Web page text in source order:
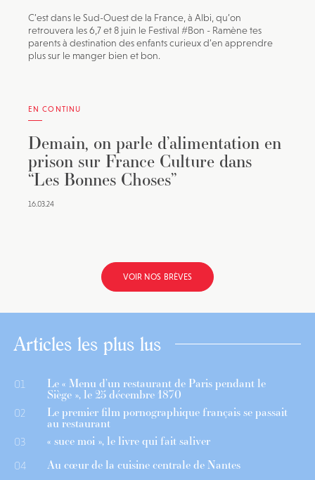
C’est dans le Sud-Ouest de la France, à Albi, qu’on
retrouvera les 6,7 et 8 juin le Festival #Bon - Ramène tes
parents à destination des enfants curieux d’en apprendre
plus sur le manger bien et bon.
EN CONTINU
Demain, on parle d’alimentation en
prison sur France Culture dans
“Les Bonnes Choses”
16.03.24
VOIR NOS BRÈVES
Articles les plus lus
01 Le « Menu d’un restaurant de Paris pendant le
Siège », le 25 décembre 1870
02 Le premier film pornographique français se passait
au restaurant
03 « suce moi », le livre qui fait saliver
04 Au cœur de la cuisine centrale de Nantes